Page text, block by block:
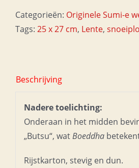
Categorieën: Originele Sumi-e
Tags: 25 x 27 cm, Lente,
Beschrijving
Nadere toelichting:
Onderaan in het midden
„Butsu“, watBoeddha
Rijstkarton, stevig en dun.